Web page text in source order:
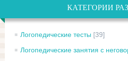
КАТЕГОРИИ
Логопедические тесты [39]
Логопедические занятия с